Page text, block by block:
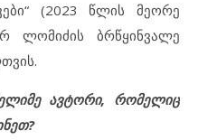
(2023 წლის მეორე
ლომიძის ბრწყინვალე
ავტორი, რომელიც